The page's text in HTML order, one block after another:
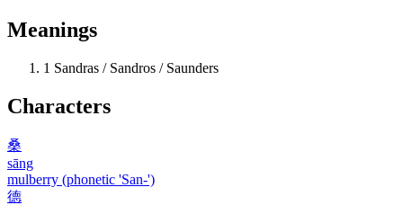
Meanings
1 Sandras / Sandros / Saunders
Characters
桑
sāng
mulberry (phonetic 'San-')
德